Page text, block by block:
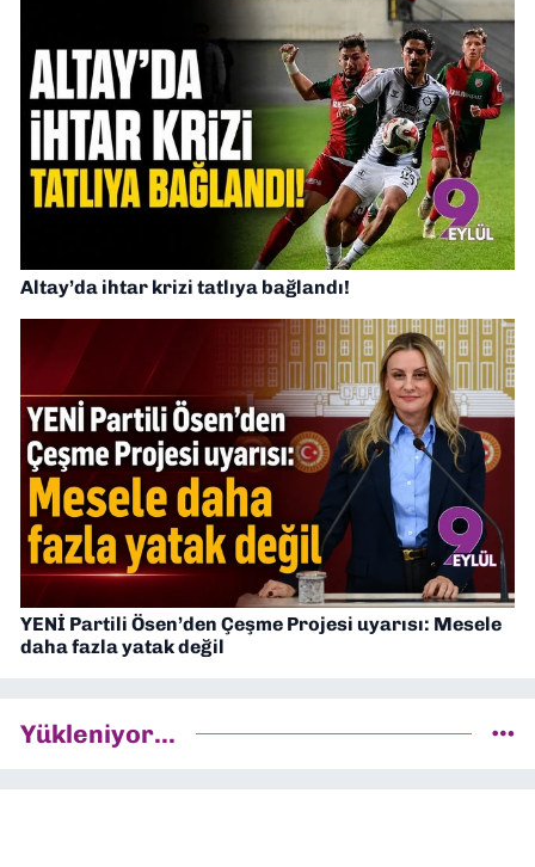
Altay’da ihtar krizi tatlıya bağlandı!
YENİ Partili Ösen’den Çeşme Projesi uyarısı: Mesele
daha fazla yatak değil
Yükleniyor...